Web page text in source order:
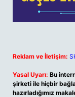
Reklam ve İletişim:
Yasal Uyarı: Bu
şirketi ile hiçbir
hazırladığımız